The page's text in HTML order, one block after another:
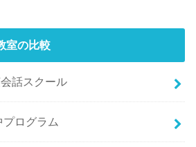
室の比較
話スクール
ログラム